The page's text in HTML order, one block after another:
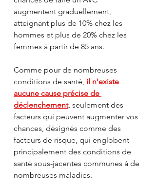
augmentent graduellement,
atteignant plus de 10% chez les
hommes et plus de 20% chez les
femmes à partir de 85 ans.
Comme pour de nombreuses
conditions de santé, il n'existe
aucune cause précise de
déclenchement, seulement des
facteurs qui peuvent augmenter vos
chances, désignés comme des
facteurs de risque, qui englobent
principalement des conditions de
santé sous-jacentes communes à de
nombreuses maladies.